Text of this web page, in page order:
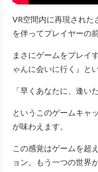
VR空間内に再現された
を伴ってプレイヤーの
まさにゲームをプレイ
ゃんに会いに行く』と
「早くあなたに、逢い
というこのゲームキャ
が味わえます。
この感覚はゲームを超
ョン。もう一つの世界